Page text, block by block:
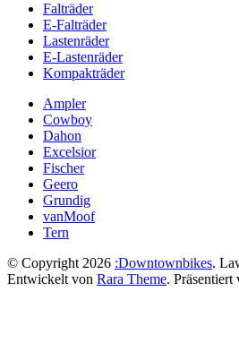
Falträder
E-Falträder
Lastenräder
E-Lastenräder
Kompakträder
Ampler
Cowboy
Dahon
Excelsior
Fischer
Geero
Grundig
vanMoof
Tern
© Copyright 2026 :Downtownbikes.
Entwickelt von Rara Theme. Präsentiert